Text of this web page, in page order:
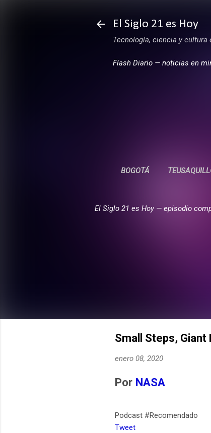
El Siglo 21 es Hoy
Tecnología, ciencia y
Flash Diario — noticias en
BOGOTÁ
El Siglo 21 es Hoy — episodio
Small Steps, Giant
enero 08, 2020
Por NASA
Podcast #Recomendado
Tweet